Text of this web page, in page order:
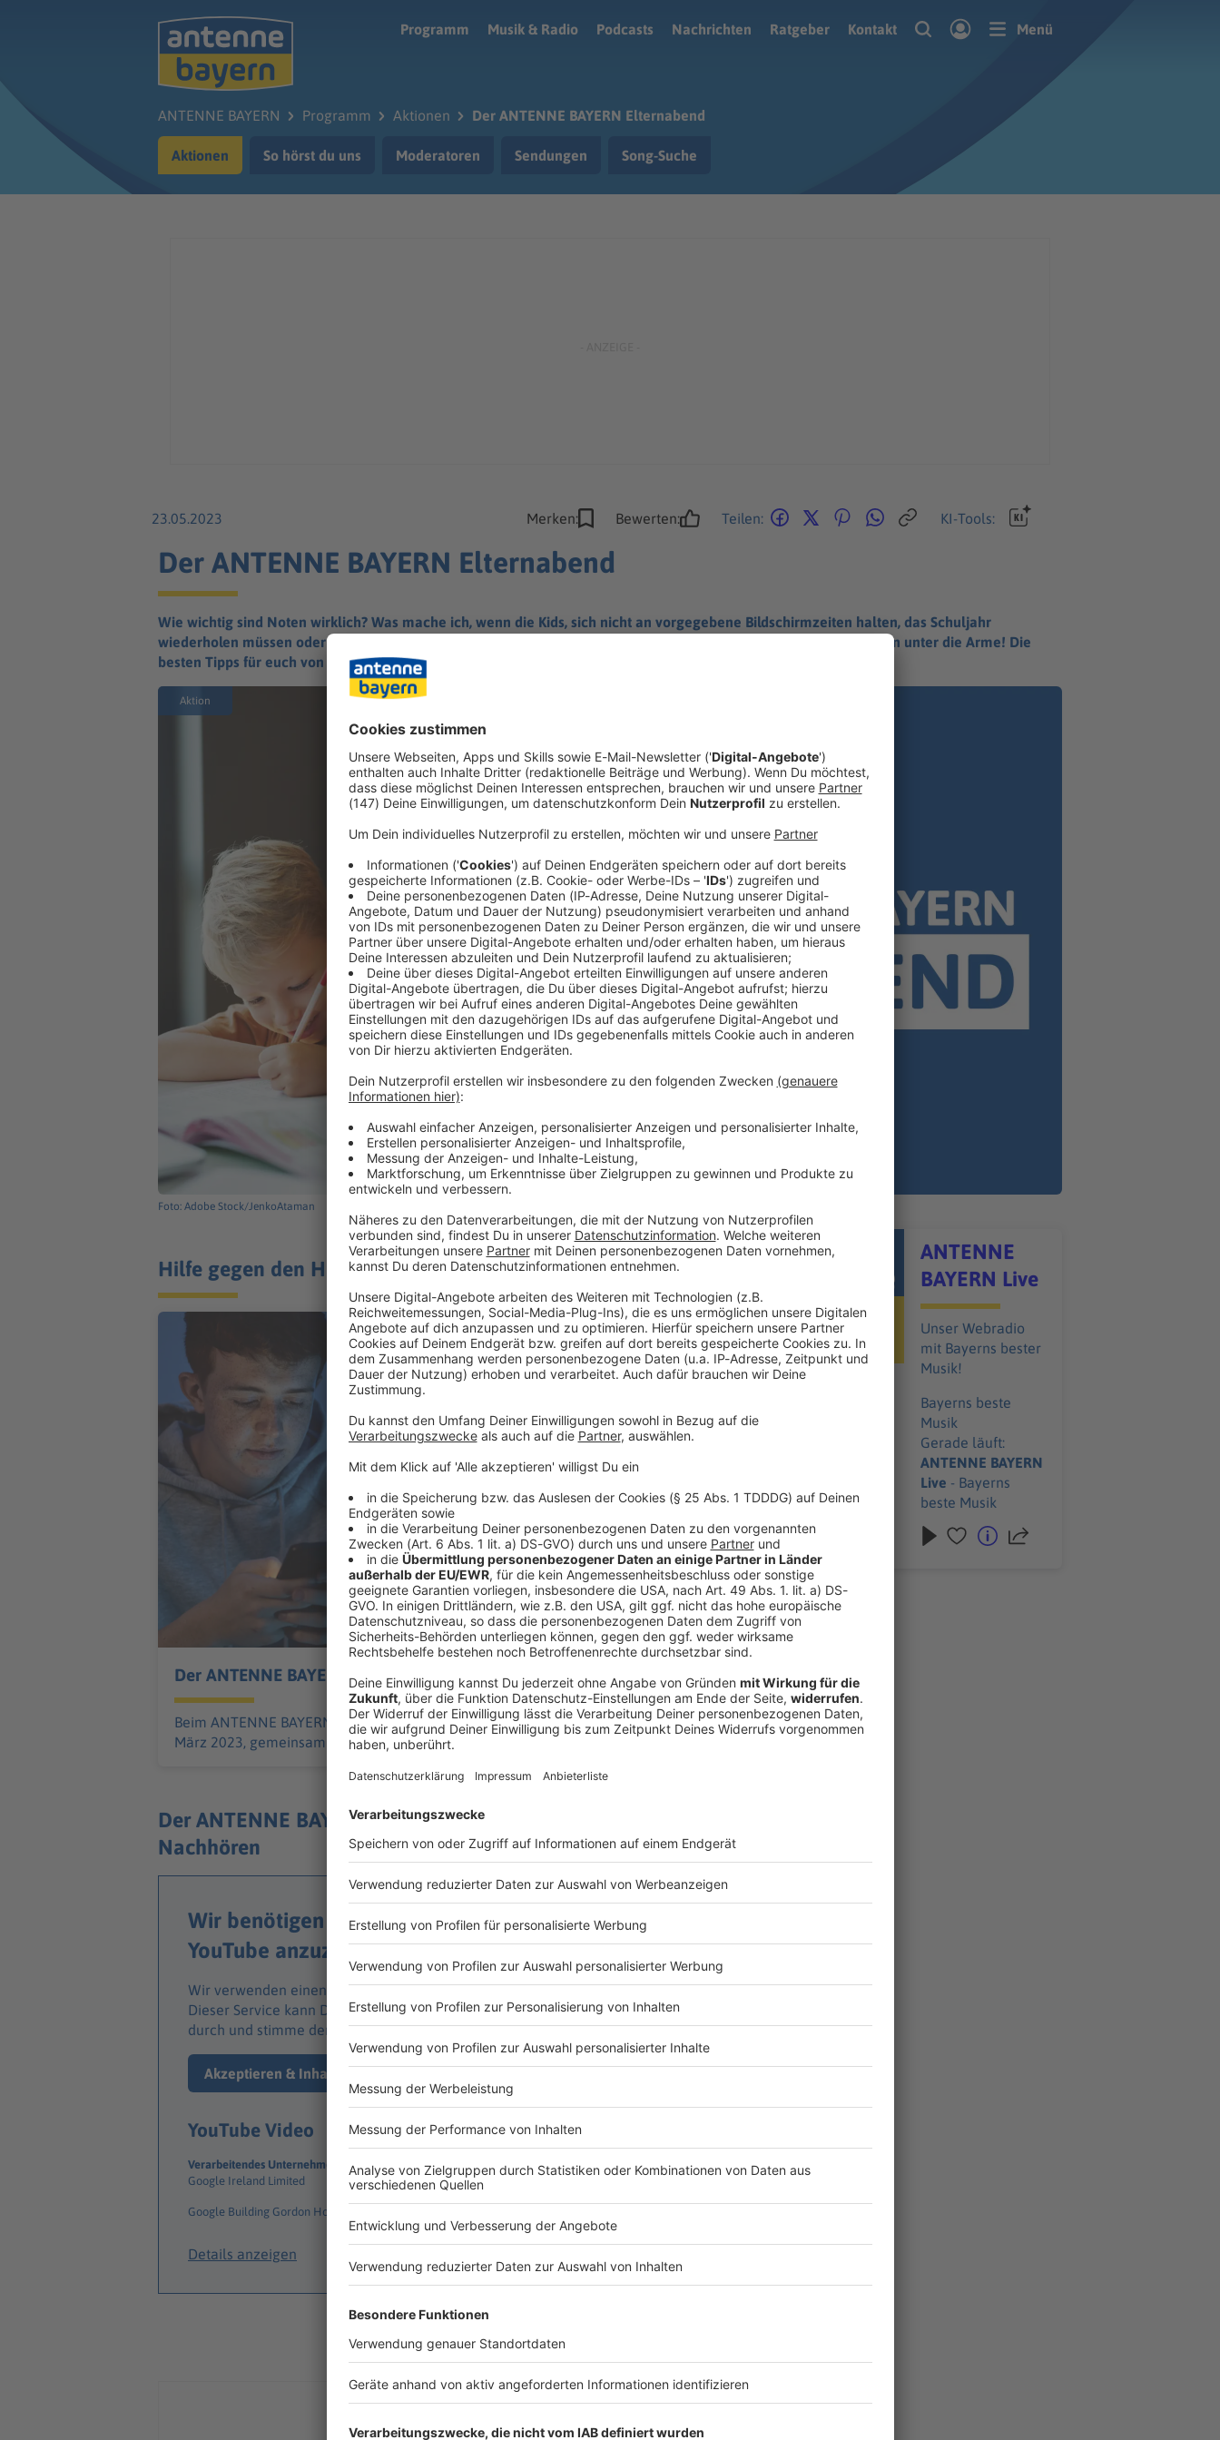
Programm
Musik & Radio Podcasts Nachrichten Ratgeber Kontakt Menü
ANTENNE BAYERN Programm Aktionen Der ANTENNE BAYERN Elternabend
Aktionen So hörst du uns Moderatoren Sendungen Song-Suche
23.05.2023 Merken: Bewerten: Teilen: KI-Tools:
Der ANTENNE BAYERN Elternabend
Wie wichtig sind Noten wirklich? Was mache ich, wenn die Kids, sich nicht an vorgegebene Bildschirmzeiten halten, das Schuljahr
wiederholen müssen oder hunderte Euro für In-App-Käufe? Beim ANTENNE BAYERN Elternabend greifen wir Eltern unter die Arme! Die
besten Tipps für euch von den bekanntesten Experten Deutschlands!
Aktion
Foto: Adobe Stock/JenkoAtaman
Hilfe gegen den Handy-Horror mit Daniel Wolff
Der ANTENNE BAYERN Elternabend mit Digitalcoach Daniel Wolff
Beim ANTENNE BAYERN Elternabend haben wir den Eltern am Donnerstag, den 23.
März 2023, gemeinsam mit Digitaltrainer Daniel Wolff unter die Arme gegriffen.
Der ANTENNE BAYERN Elternabend mit Daniel Wolff zum
Nachhören
Wir benötigen deine Zustimmung, um Inhalte von
YouTube anzuzeigen.
Wir verwenden einen Service eines Drittanbieters, um externe Inhalte einzubetten.
Dieser Service kann Daten zu deinen Aktivitäten sammeln. Bitte lese dir die Details
durch und stimme der Nutzung des Service zu, um diese Inhalte anzuzeigen.
Akzeptieren & Inhalt anzeigen
YouTube Video
Verarbeitendes Unternehmen
Google Ireland Limited
Google Building Gordon House, 4 Barrow St, Dublin, D04 E5W5, Ireland
Details anzeigen
Audiotitel - ANTENNE BAYERN Live
ANTENNE
BAYERN Live
Unser Webradio
mit Bayerns bester
Musik!
Bayerns beste
Musik
Gerade läuft:
ANTENNE BAYERN
Live - Bayerns
beste Musik